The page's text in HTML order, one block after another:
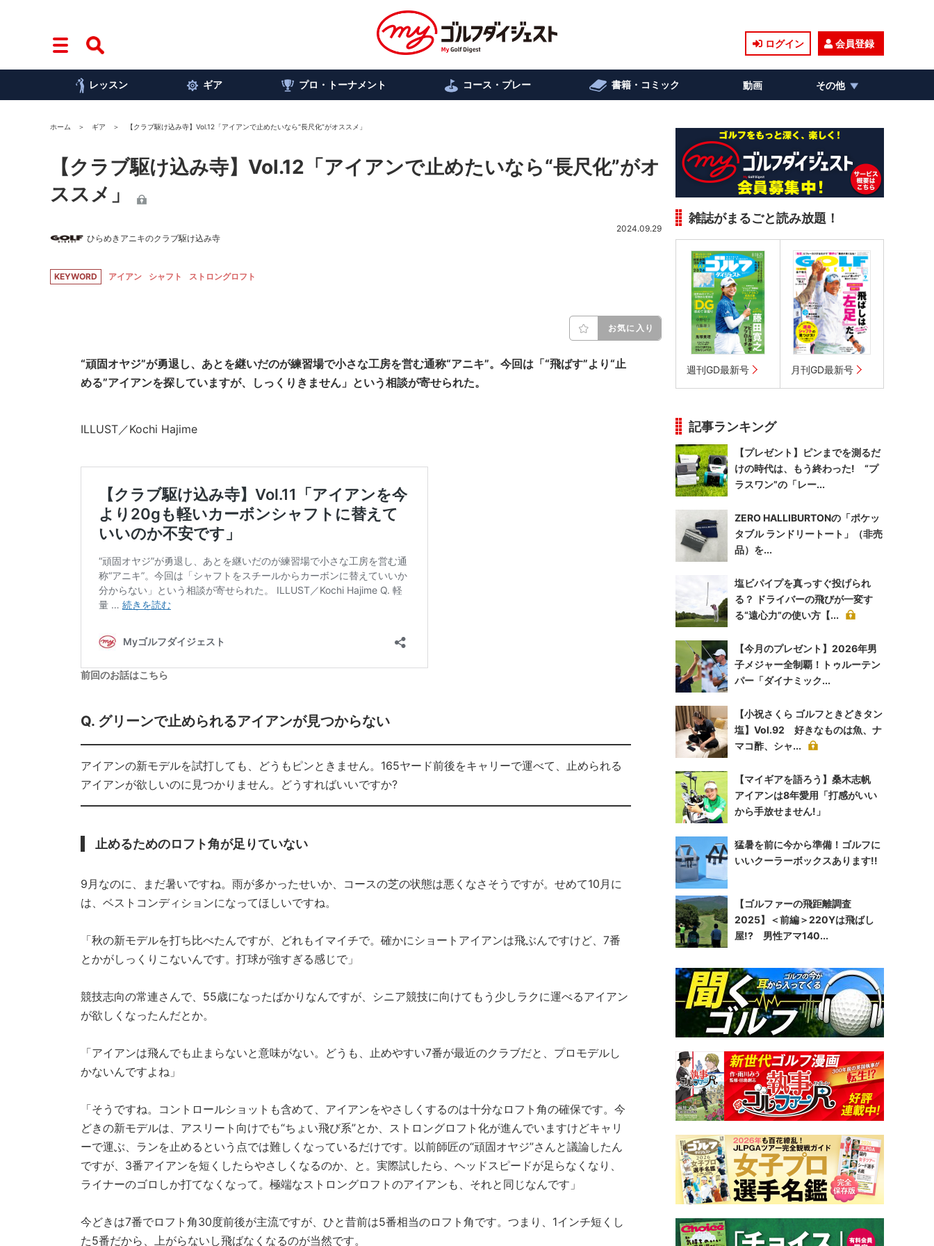
ログイン 会員登録
レッスン ギア プロ・トーナメント コース・プレー 書籍・コミック 動画 その他
ホーム ギア 【クラブ駆け込み寺】Vol.12「アイアンで止めたいなら“長尺化”がオススメ」
【クラブ駆け込み寺】Vol.12「アイアンで止めたいなら“長尺化”がオ
ススメ」
ひらめきアニキのクラブ駆け込み寺
2024.09.29
KEYWORD アイアン シャフト ストロングロフト
お気に入り
“頑固オヤジ”が勇退し、あとを継いだのが練習場で小さな工房を営む通称“アニキ”。今回は「“飛ばす”より“止
める”アイアンを探していますが、しっくりきません」という相談が寄せられた。
ILLUST／Kochi Hajime
前回のお話はこちら
Q. グリーンで止められるアイアンが見つからない
アイアンの新モデルを試打しても、どうもピンときません。165ヤード前後をキャリーで運べて、止められる
アイアンが欲しいのに見つかりません。どうすればいいですか?
止めるためのロフト角が足りていない
9月なのに、まだ暑いですね。雨が多かったせいか、コースの芝の状態は悪くなさそうですが。せめて10月に
は、ベストコンディションになってほしいですね。
「秋の新モデルを打ち比べたんですが、どれもイマイチで。確かにショートアイアンは飛ぶんですけど、7番
とかがしっくりこないんです。打球が強すぎる感じで」
競技志向の常連さんで、55歳になったばかりなんですが、シニア競技に向けてもう少しラクに運べるアイアン
が欲しくなったんだとか。
「アイアンは飛んでも止まらないと意味がない。どうも、止めやすい7番が最近のクラブだと、プロモデルし
かないんですよね」
「そうですね。コントロールショットも含めて、アイアンをやさしくするのは十分なロフト角の確保です。今
どきの新モデルは、アスリート向けでも“ちょい飛び系”とか、ストロングロフト化が進んでいますけどキャリ
ーで運ぶ、ランを止めるという点では難しくなっているだけです。以前師匠の“頑固オヤジ”さんと議論したん
ですが、3番アイアンを短くしたらやさしくなるのか、と。実際試したら、ヘッドスピードが足らなくなり、
ライナーのゴロしか打てなくなって。極端なストロングロフトのアイアンも、それと同じなんです」
今どきは7番でロフト角30度前後が主流ですが、ひと昔前は5番相当のロフト角です。つまり、1インチ短くし
た5番だから、上がらないし飛ばなくなるのが当然です。
雑誌がまるごと読み放題！
週刊GD最新号 月刊GD最新号
記事ランキング
【プレゼント】ピンまでを測るだ
けの時代は、もう終わった! “プ
ラスワン”の「レー...
ZERO HALLIBURTONの「ポケッ
タブル ランドリートート」（非売
品）を...
塩ビパイプを真っすぐ投げられ
る？ ドライバーの飛びが一変す
る“遠心力”の使い方【...
【今月のプレゼント】2026年男
子メジャー全制覇！トゥルーテン
パー「ダイナミック...
【小祝さくら ゴルフときどきタン
塩】Vol.92 好きなものは魚、ナ
マコ酢、シャ...
【マイギアを語ろう】桑木志帆
アイアンは8年愛用「打感がいい
から手放せません!」
猛暑を前に今から準備！ゴルフに
いいクーラーボックスあります!!
【ゴルファーの飛距離調査
2025】＜前編＞220Yは飛ばし
屋!? 男性アマ140...